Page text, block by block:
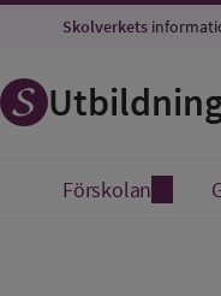
Skolverkets
Förskolan
Spara